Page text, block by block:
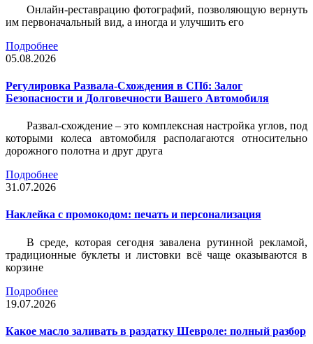
Онлайн-реставрацию фотографий, позволяющую вернуть
им первоначальный вид, а иногда и улучшить его
Подробнее
05.08.2026
Регулировка Развала-Схождения в СПб: Залог
Безопасности и Долговечности Вашего Автомобиля
Развал-схождение – это комплексная настройка углов, под
которыми колеса автомобиля располагаются относительно
дорожного полотна и друг друга
Подробнее
31.07.2026
Наклейка c промокодом: печать и персонализация
В среде, которая сегодня завалена рутинной рекламой,
традиционные буклеты и листовки всё чаще оказываются в
корзине
Подробнее
19.07.2026
Какое масло заливать в раздатку Шевроле: полный разбор